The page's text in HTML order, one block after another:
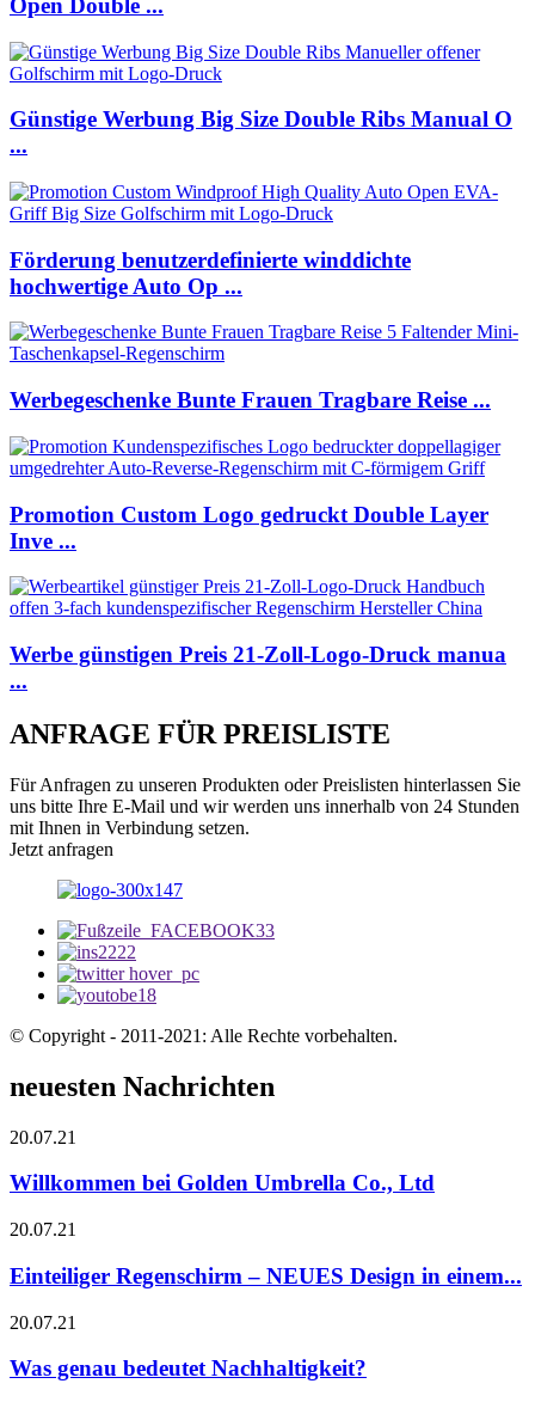
Open Double ...
Günstige Werbung Big Size Double Ribs Manual O
...
Förderung benutzerdefinierte winddichte
hochwertige Auto Op ...
Werbegeschenke Bunte Frauen Tragbare Reise ...
Promotion Custom Logo gedruckt Double Layer
Inve ...
Werbe günstigen Preis 21-Zoll-Logo-Druck manua
...
ANFRAGE FÜR PREISLISTE
Für Anfragen zu unseren Produkten oder Preislisten hinterlassen Sie
uns bitte Ihre E-Mail und wir werden uns innerhalb von 24 Stunden
mit Ihnen in Verbindung setzen.
Jetzt anfragen
© Copyright - 2011-2021: Alle Rechte vorbehalten.
neuesten Nachrichten
20.07.21
Willkommen bei Golden Umbrella Co., Ltd
20.07.21
Einteiliger Regenschirm – NEUES Design in einem...
20.07.21
Was genau bedeutet Nachhaltigkeit?